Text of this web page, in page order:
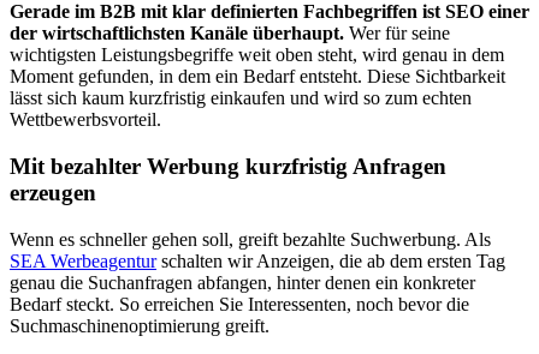
Gerade im B2B mit klar definierten Fachbegriffen ist SEO einer
der wirtschaftlichsten Kanäle überhaupt. Wer für seine
wichtigsten Leistungsbegriffe weit oben steht, wird genau in dem
Moment gefunden, in dem ein Bedarf entsteht. Diese Sichtbarkeit
lässt sich kaum kurzfristig einkaufen und wird so zum echten
Wettbewerbsvorteil.
Mit bezahlter Werbung kurzfristig Anfragen
erzeugen
Wenn es schneller gehen soll, greift bezahlte Suchwerbung. Als
SEA Werbeagenturschalten wir Anzeigen, die ab dem ersten Tag
genau die Suchanfragen abfangen, hinter denen ein konkreter
Bedarf steckt. So erreichen Sie Interessenten, noch bevor die
Suchmaschinenoptimierung greift.